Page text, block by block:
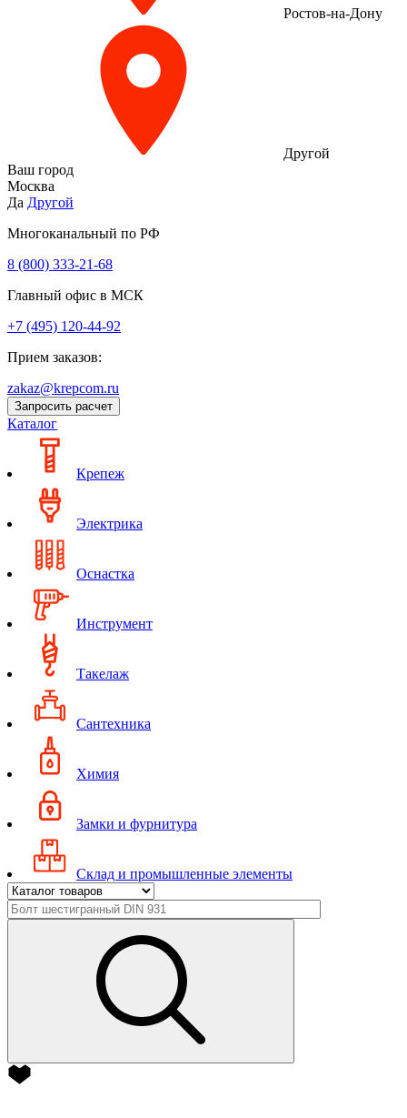
Ростов-на-Дону
Другой
Ваш город
Москва
Да Другой
Многоканальный по РФ
8 (800) 333‑21-68
Главный офис в МСК
+7 (495) 120-44-92
Прием заказов:
zakaz@krepcom.ru
Запросить расчет
Каталог
Крепеж
Электрика
Оснастка
Инструмент
Такелаж
Сантехника
Химия
Замки и фурнитура
Склад и промышленные элементы